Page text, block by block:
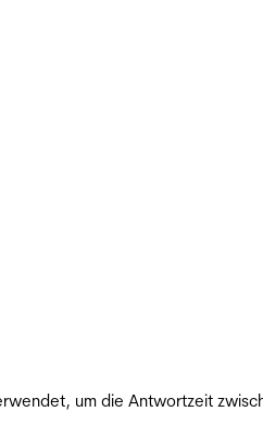
um die Antwortzeit